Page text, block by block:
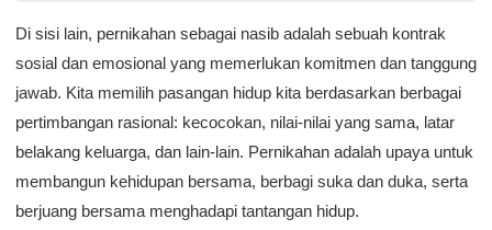
Di sisi lain, pernikahan sebagai nasib adalah sebuah kontrak
sosial dan emosional yang memerlukan komitmen dan tanggung
jawab. Kita memilih pasangan hidup kita berdasarkan berbagai
pertimbangan rasional: kecocokan, nilai-nilai yang sama, latar
belakang keluarga, dan lain-lain. Pernikahan adalah upaya untuk
membangun kehidupan bersama, berbagi suka dan duka, serta
berjuang bersama menghadapi tantangan hidup.